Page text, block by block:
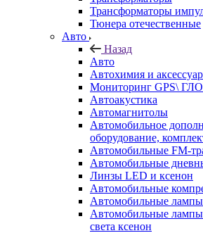
Трансформаторы
Тюнера отечественные
Авто
Назад
Авто
Автохимия и
Мониторинг GPS\
Автоакустика
Автомагнитолы
Автомобильное
оборудование,
Автомобильные FM-
Автомобильные
Линзы LED и ксенон
Автомобильные
Автомобильные
Автомобильные
света ксенон